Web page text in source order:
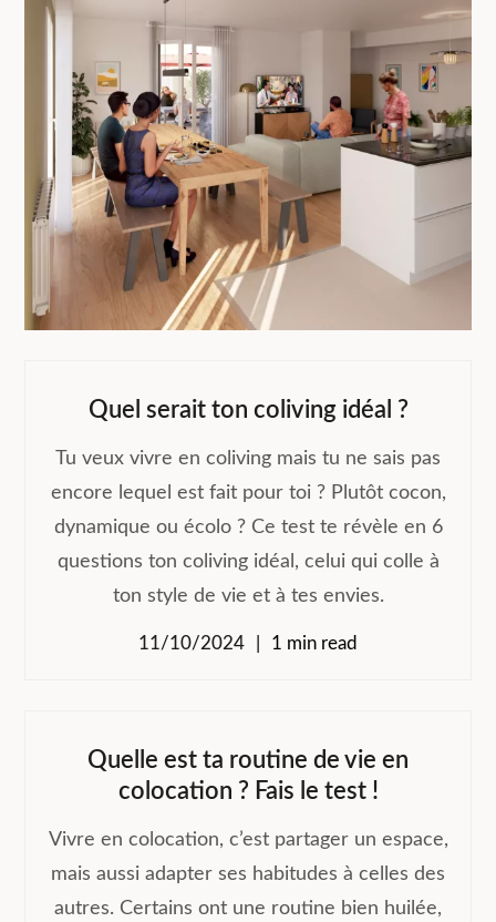
Les espaces communs dans le
coliving : catalyseurs de lien social
11/10/2024
Quel serait ton coliving idéal ?
Tu veux vivre en coliving mais tu ne sais pas
encore lequel est fait pour toi ? Plutôt cocon,
dynamique ou écolo ? Ce test te révèle en 6
questions ton coliving idéal, celui qui colle à
ton style de vie et à tes envies.
11/10/2024 1 min read
Quelle est ta routine de vie en
colocation ? Fais le test !
Vivre en colocation, c’est partager un espace,
mais aussi adapter ses habitudes à celles des
autres. Certains ont une routine bien huilée,